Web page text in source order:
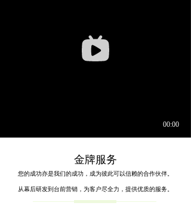
金牌服务
您的成功亦是我们的成功，成为彼此可以信赖的合作伙伴。
从幕后研发到台前营销，为客户尽全力，提供优质的服务。